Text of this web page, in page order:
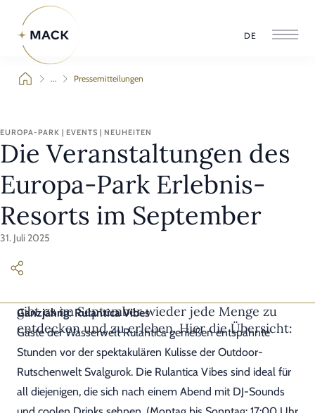
DE
... Pressemitteilungen
EUROPA-PARK | EVENTS | NEUHEITEN
Die Veranstaltungen des
Europa-Park Erlebnis-
Resorts im September
31. Juli 2025
gibt es im September wieder jede Menge zu
entdecken und zu erleben. Hier die Übersicht:
Ganzjährig: Rulantica Vibes
Gäste der Wasserwelt Rulantica genießen entspannte
Stunden vor der spektakulären Kulisse der Outdoor-
Rutschenwelt Svalgurok. Die Rulantica Vibes sind ideal für
all diejenigen, die sich nach einem Abend mit DJ-Sounds